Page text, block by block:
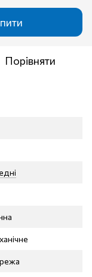
Порівняти